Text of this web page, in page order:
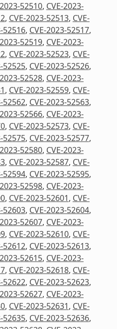
52510, CVE-2023-
, CVE-2023-52513, CVE-
52516, CVE-2023-52517,
52519, CVE-2023-
, CVE-2023-52523, CVE-
52525, CVE-2023-52526,
52528, CVE-2023-
, CVE-2023-52559, CVE-
52562, CVE-2023-52563,
52566, CVE-2023-
, CVE-2023-52573, CVE-
52575, CVE-2023-52577,
52580, CVE-2023-
, CVE-2023-52587, CVE-
52594, CVE-2023-52595,
52598, CVE-2023-
, CVE-2023-52601, CVE-
52603, CVE-2023-52604,
52607, CVE-2023-
, CVE-2023-52610, CVE-
52612, CVE-2023-52613,
52615, CVE-2023-
, CVE-2023-52618, CVE-
52622, CVE-2023-52623,
52627, CVE-2023-
, CVE-2023-52631, CVE-
52635, CVE-2023-52636,